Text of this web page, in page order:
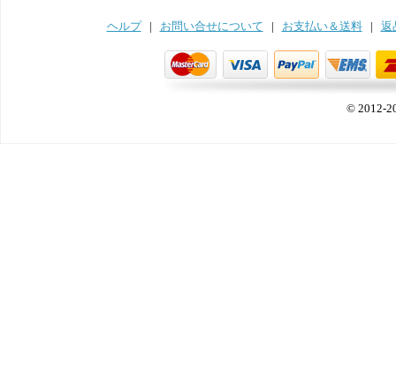
ヘルプ | お問い合せについて | お支払い＆送料 | 返
© 2012-